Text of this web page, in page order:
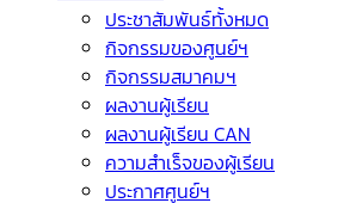
ประชาสัมพันธ์ทั้งหมด
กิจกรรมของศูนย์ฯ
กิจกรรมสมาคมฯ
ผลงานผู้เรียน
ผลงานผู้เรียน CAN
ความสำเร็จของผู้เรียน
ประกาศศูนย์ฯ